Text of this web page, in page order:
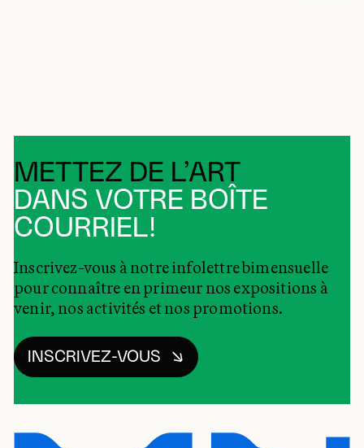
METTEZ DE L’ART
DANS VOTRE BOÎTE
COURRIEL!
Inscrivez-vous à notre infolettre bimensuelle
pour connaître en primeur nos expositions à
venir, nos activités et nos promotions.
INSCRIVEZ-VOUS